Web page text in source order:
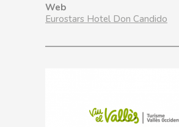
Web
Eurostars Hotel Don Candido